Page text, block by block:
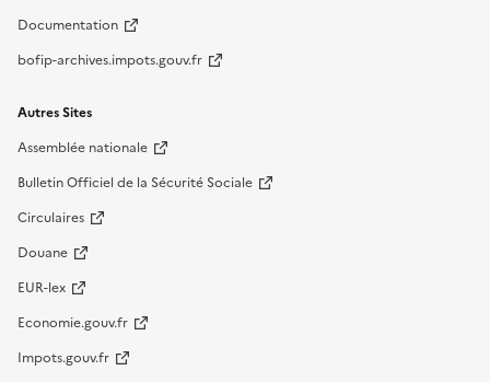
Documentation
bofip-archives.impots.gouv.fr
Autres Sites
Assemblée nationale
Bulletin Officiel de la Sécurité Sociale
Circulaires
Douane
EUR-lex
Economie.gouv.fr
Impots.gouv.fr